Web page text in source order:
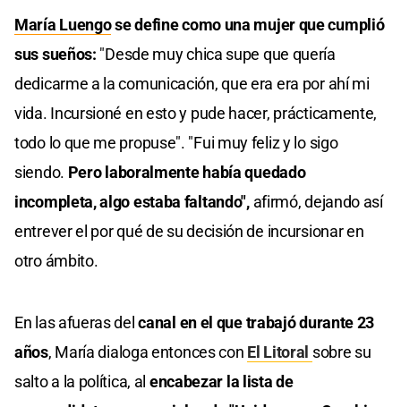
María Luengose define como una mujer que cumplió
sus sueños: "Desde muy chica supe que quería
dedicarme a la comunicación, que era era por ahí mi
vida. Incursioné en esto y pude hacer, prácticamente,
todo lo que me propuse". "Fui muy feliz y lo sigo
siendo. Pero laboralmente había quedado
incompleta, algo estaba faltando", afirmó, dejando así
entrever el por qué de su decisión de incursionar en
otro ámbito.
En las afueras delcanal en el que trabajó durante 23
años, María dialoga entonces con El Litoral sobre su
salto a la política, al encabezar la lista de